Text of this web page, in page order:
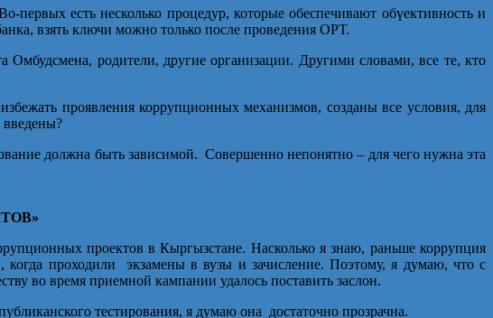
есть несколько процедур, которые обеспечивают обүективность и
взять ключи можно только после проведения ОРТ.
родители, другие организации. Другими словами, все те, кто
проявления коррупционных механизмов, созданы все условия, для
введены?
должна быть зависимой. Совершенно непонятно – для чего нужна эта
проектов в Кыргызстане. Насколько я знаю, раньше коррупция
проходили экзамены в вузы и зачисление. Поэтому, я думаю, что с
во время приемной кампании удалось поставить заслон.
тестирования, я думаю она достаточно прозрачна.